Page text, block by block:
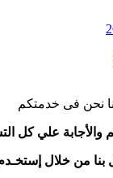
نحن فى خدمتكم
والأجابة علي كل
بنا من خلال